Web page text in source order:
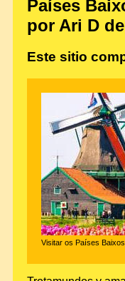
Países
por Ari D
Este sitio
Visitar os Países